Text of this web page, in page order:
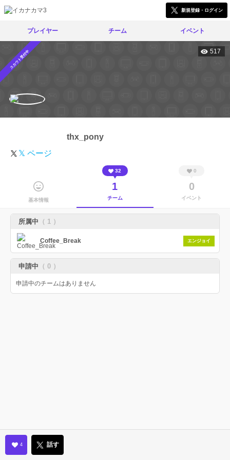
新規登録・ログイン
プレイヤー チーム イベント
スカウト受付中 517
thx_pony
𝕏 ページ
基本情報
32
1
チーム
0
0
イベント
所属中 （ 1 ）
Coffee_Break エンジョイ
申請中 （ 0 ）
申請中のチームはありません
4 話す